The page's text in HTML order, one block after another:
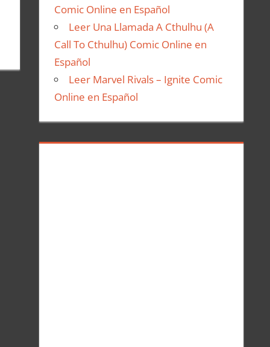
Comic Online en Español
Leer Una Llamada A Cthulhu (A
Call To Cthulhu) Comic Online en
Español
Leer Marvel Rivals – Ignite Comic
Online en Español